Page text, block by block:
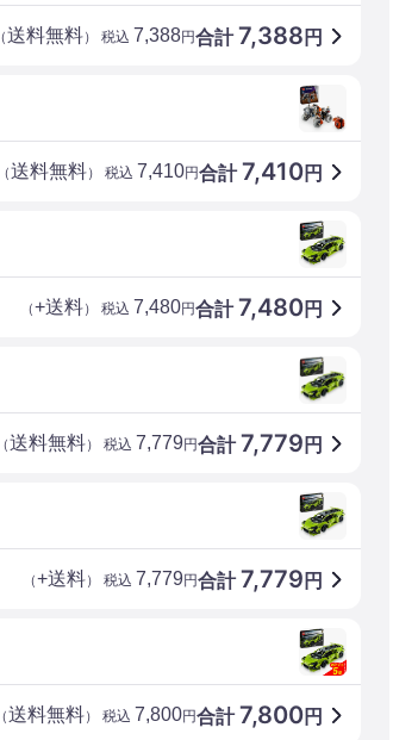
合計7,388 円
（送料無料） 税込 7,388円
合計7,410円
（送料無料） 税込 7,410円
合計7,480円
（+送料） 税込 7,480円
合計7,779 円
（送料無料） 税込 7,779円
合計7,779 円
（+送料） 税込 7,779円
合計7,800円
（送料無料） 税込 7,800円